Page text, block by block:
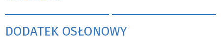
DODATEK OSŁONOWY